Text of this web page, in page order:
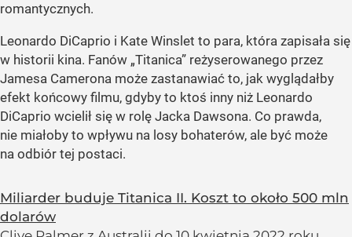
romantycznych.
Leonardo DiCaprio i Kate Winslet to para, która zapisała się
w historii kina. Fanów „Titanica” reżyserowanego przez
Jamesa Camerona może zastanawiać to, jak wyglądałby
efekt końcowy filmu, gdyby to ktoś inny niż Leonardo
DiCaprio wcielił się w rolę Jacka Dawsona. Co prawda,
nie miałoby to wpływu na losy bohaterów, ale być może
na odbiór tej postaci.
Miliarder buduje Titanica II. Koszt to około 500 mln
dolarów